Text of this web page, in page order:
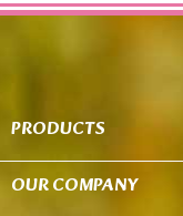
PRODUCTS
OUR COMPANY